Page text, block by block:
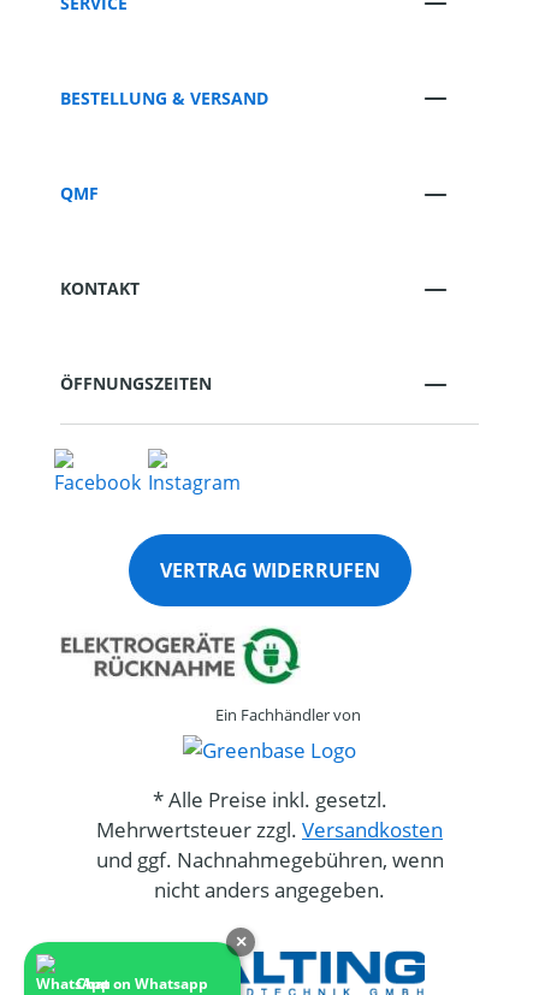
Chat on Whatsapp
×
BESTELLUNG & VERSAND
QMF
KONTAKT
ÖFFNUNGSZEITEN
VERTRAG WIDERRUFEN
Ein Fachhändler von
* Alle Preise inkl. gesetzl.
Mehrwertsteuer zzgl. Versandkosten
und ggf. Nachnahmegebühren, wenn
nicht anders angegeben.